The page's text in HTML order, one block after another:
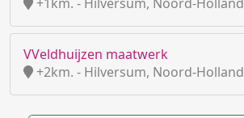
VVeldhuijzen maatwerk
+2km. - Hilversum, Noord-Holland